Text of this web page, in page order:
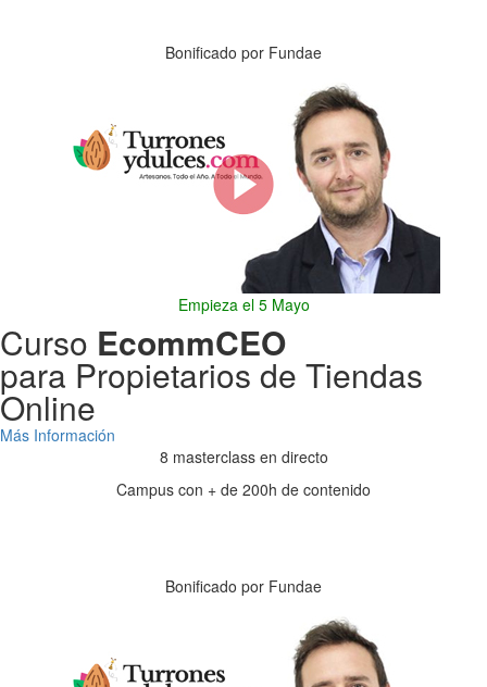
Bonificado por Fundae
Empieza el 5 Mayo
Curso EcommCEO
para Propietarios de Tiendas
Online
Más Información
8 masterclass en directo
Campus con + de 200h de contenido
Bonificado por Fundae